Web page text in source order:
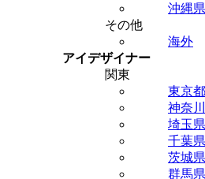
沖縄県
その他
海外
アイデザイナー
関東
東京都
神奈
埼玉県
千葉県
茨城県
群馬県